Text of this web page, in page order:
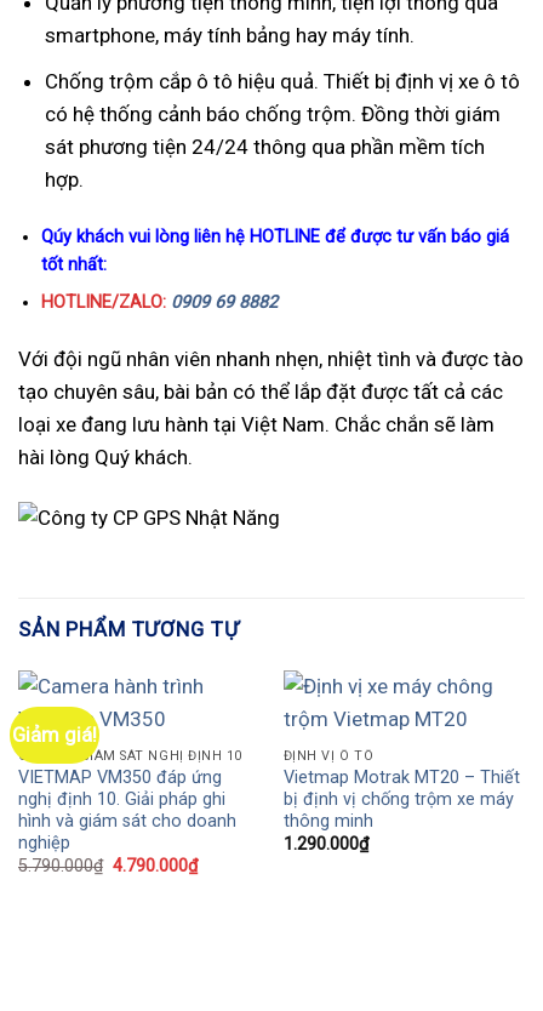
smartphone, máy tính bảng hay máy tính.
Chống trộm cắp ô tô hiệu quả. Thiết bị định vị xe ô tô
có hệ thống cảnh báo chống trộm. Đồng thời giám
sát phương tiện 24/24 thông qua phần mềm tích
hợp.
Qúy khách vui lòng liên hệ HOTLINE để được tư vấn báo giá
tốt nhất:
HOTLINE/ZALO: 0909 69 8882
Với đội ngũ nhân viên nhanh nhẹn, nhiệt tình và được tào
tạo chuyên sâu, bài bản có thể lắp đặt được tất cả các
loại xe đang lưu hành tại Việt Nam. Chắc chắn sẽ làm
hài lòng Quý khách.
SẢN PHẨM TƯƠNG TỰ
Giảm giá!
CAMERA GIÁM SÁT NGHỊ ĐỊNH 10
VIETMAP VM350 đáp ứng
nghị định 10. Giải pháp ghi
hình và giám sát cho doanh
nghiệp
5.790.000₫ 4.790.000₫
ĐỊNH VỊ Ô TÔ
Vietmap Motrak MT20 – Thiết
bị định vị chống trộm xe máy
thông minh
1.290.000₫